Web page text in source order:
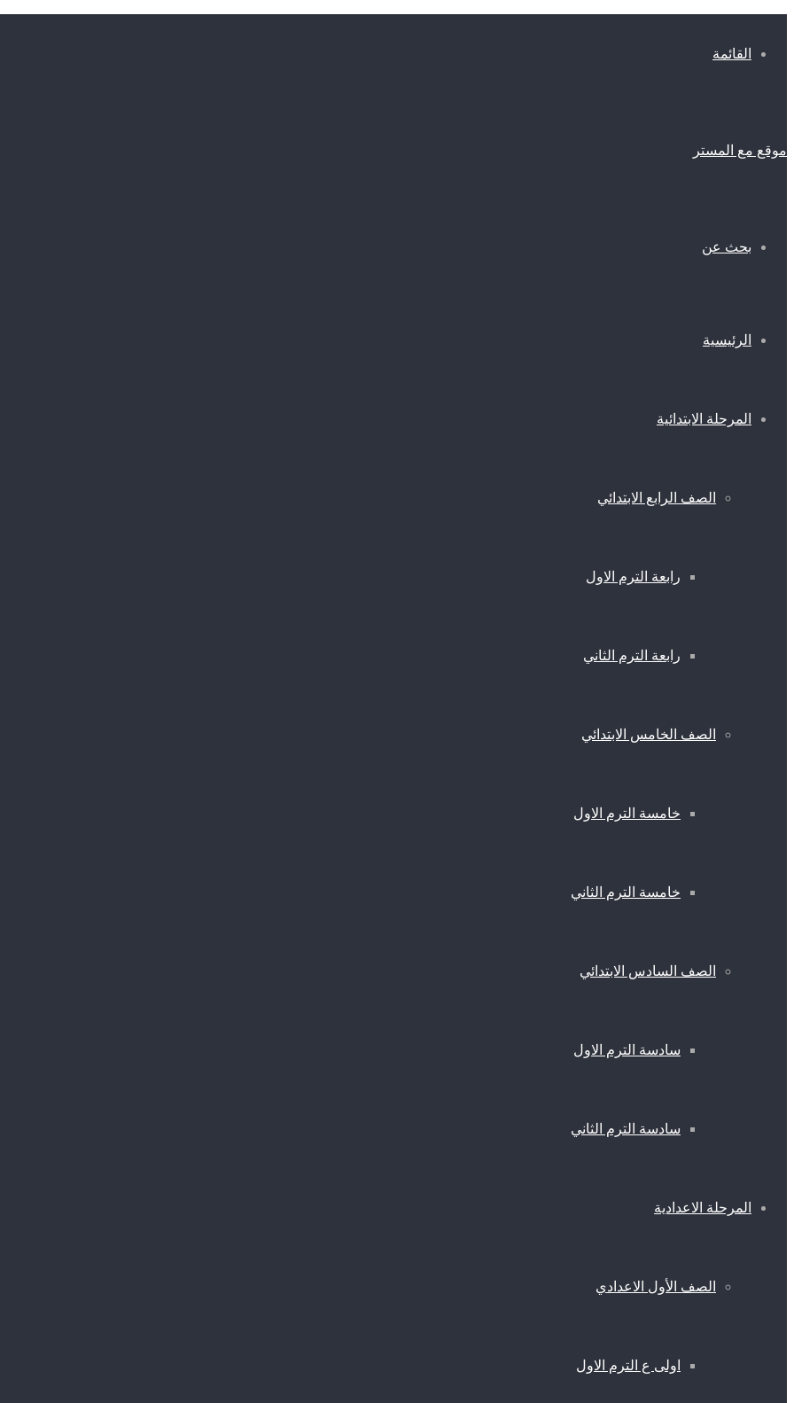
القائمة
موقع مع المستر
بحث عن
الرئيسية
المرحلة الابتدائية
الصف الرابع الابتدائي
رابعة الترم الاول
رابعة الترم الثاني
الصف الخامس الابتدائي
خامسة الترم الاول
خامسة الترم الثاني
الصف السادس الابتدائي
سادسة الترم الاول
سادسة الترم الثاني
المرحلة الاعدادية
الصف الأول الاعدادي
اولى ع الترم الاول